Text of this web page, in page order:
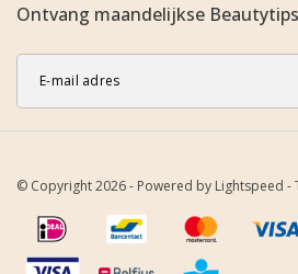
Ontvang maandelijkse
© Copyright 2026 - Powered by Lightspeed -